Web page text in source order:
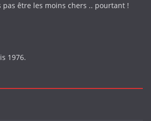
être les moins chers .. pourtant !
1976.